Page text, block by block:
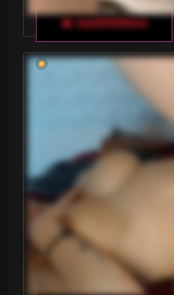
🔥 sashhhkino